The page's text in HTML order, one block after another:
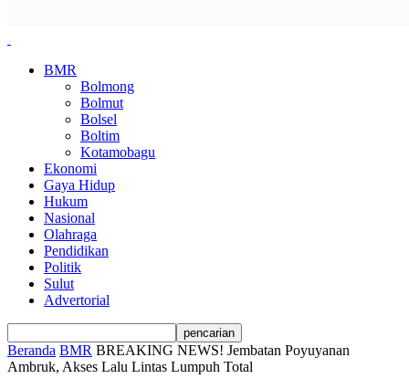
BMR
Bolmong
Bolmut
Bolsel
Boltim
Kotamobagu
Ekonomi
Gaya Hidup
Hukum
Nasional
Olahraga
Pendidikan
Politik
Sulut
Advertorial
Beranda BMR BREAKING NEWS! Jembatan Poyuyanan
Ambruk, Akses Lalu Lintas Lumpuh Total